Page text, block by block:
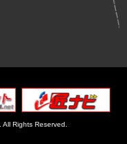
All Rights Reserved.